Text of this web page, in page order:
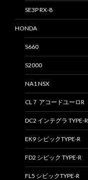
SE3P RX-8
HONDA
S660
S2000
NA1 NSX
CL７ アコードユーロR
DC2 インテグラ TYPE-R
EK9 シビックTYPE-R
FD2 シビック TYPE-R
FL5 シビックTYPE-R